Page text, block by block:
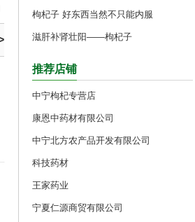
枸杞子 好东西当然不只能内服
滋肝补肾壮阳——枸杞子
推荐店铺
中宁枸杞专营店
康恩中药材有限公司
中宁北方农产品开发有限公司
科技药材
王家药业
宁夏仁源商贸有限公司